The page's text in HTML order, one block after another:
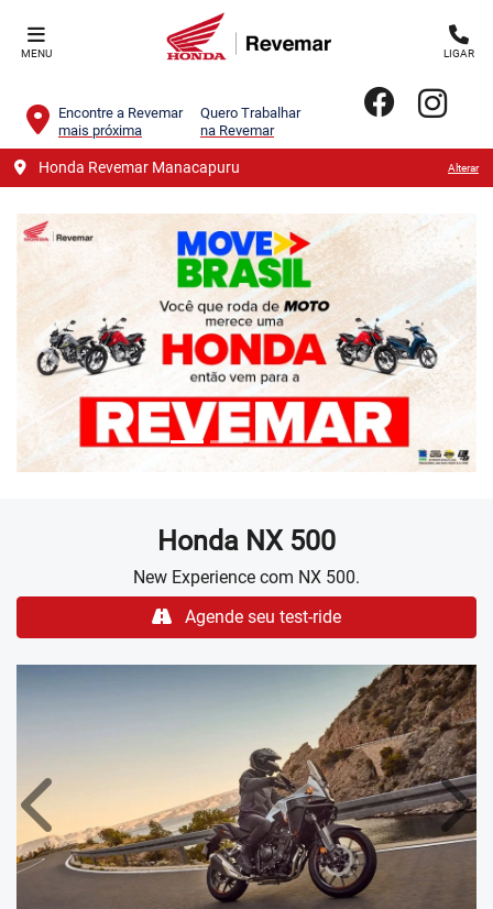
MENU LIGAR
Encontre a Revemar
mais próxima
Quero Trabalhar
na Revemar
Honda Revemar Manacapuru Alterar
templates.template-
Honda NX 500
New Experience com NX 500.
Agende seu test-ride
Anterior